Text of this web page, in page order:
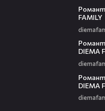
FAMILY
DIEMA
DIEMA